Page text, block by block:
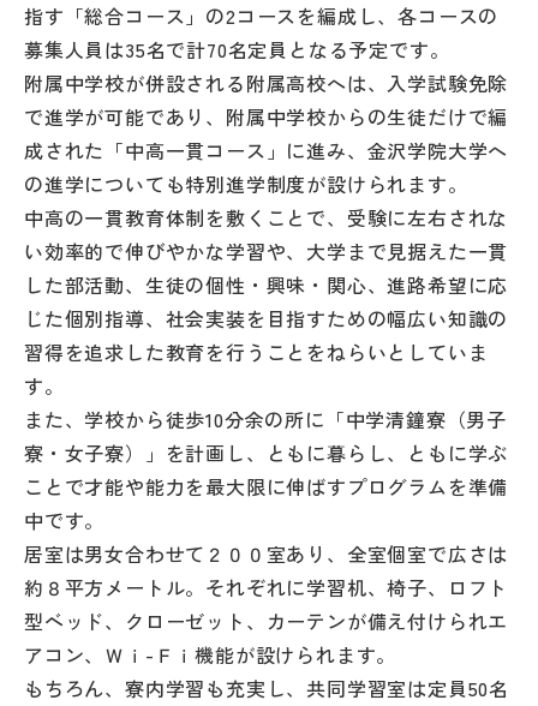
NettyLandかわら版
その他
お問い合わせ
個人情報保護方針
サイトマップ
運営会社
指す「総合コース」の2コースを編成し、各コースの
募集人員は35名で計70名定員となる予定です。
附属中学校が併設される附属高校へは、入学試験免除
で進学が可能であり、附属中学校からの生徒だけで編
成された「中高一貫コース」に進み、金沢学院大学へ
の進学についても特別進学制度が設けられます。
中高の一貫教育体制を敷くことで、受験に左右されな
い効率的で伸びやかな学習や、大学まで見据えた一貫
した部活動、生徒の個性・興味・関心、進路希望に応
じた個別指導、社会実装を目指すための幅広い知識の
習得を追求した教育を行うことをねらいとしていま
す。
また、学校から徒歩10分余の所に「中学清鐘寮（男子
寮・女子寮）」を計画し、ともに暮らし、ともに学ぶ
ことで才能や能力を最大限に伸ばすプログラムを準備
中です。
居室は男女合わせて２００室あり、全室個室で広さは
約８平方メートル。それぞれに学習机、椅子、ロフト
型ベッド、クローゼット、カーテンが備え付けられエ
アコン、Ｗｉ-Ｆｉ機能が設けられます。
もちろん、寮内学習も充実し、共同学習室は定員50名